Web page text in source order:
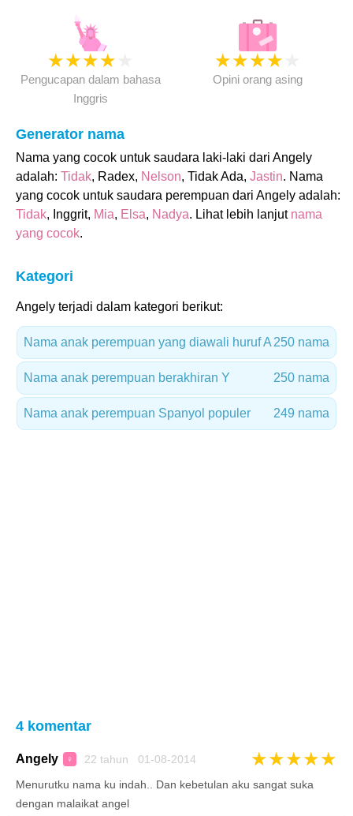
★★★★
Pengucapan dalam bahasa
Inggris
★★★★
Opini orang asing
Generator nama
Nama yang cocok untuk saudara laki-laki dari Angely
adalah: Tidak, Radex, Nelson, Tidak Ada, Jastin. Nama
yang cocok untuk saudara perempuan dari Angely adalah:
Tidak, Inggrit, Mia, Elsa, Nadya. Lihat lebih lanjut nama
yang cocok.
Kategori
Angely terjadi dalam kategori berikut:
Nama anak perempuan yang diawali huruf A 250 nama
Nama anak perempuan berakhiran Y 250 nama
Nama anak perempuan Spanyol populer 249 nama
4 komentar
Angely ♀ 22 tahun 01-08-2014 ★★★★★
Menurutku nama ku indah.. Dan kebetulan aku sangat suka
dengan malaikat angel